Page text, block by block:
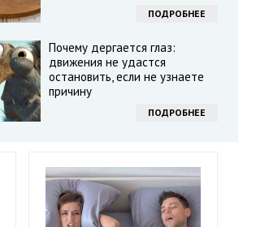
ПОДРОБНЕЕ
Почему дергается глаз:
движения не удастся
остановить, если не узнаете
причину
ПОДРОБНЕЕ